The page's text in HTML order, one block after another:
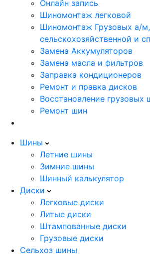
Онлайн запись
Шиномонтаж легковой
Шиномонтаж Грузовых а/м,
сельскохозяйственной и
Замена Аккумуляторов
Замена масла и фильтров
Заправка кондиционеров
Ремонт и правка дисков
Восстановление грузовых
Ремонт шин
Шины
Летние шины
Зимние шины
Шинный калькулятор
Диски
Легковые диски
Литые диски
Штампованные диски
Грузовые диски
Сельхоз шины